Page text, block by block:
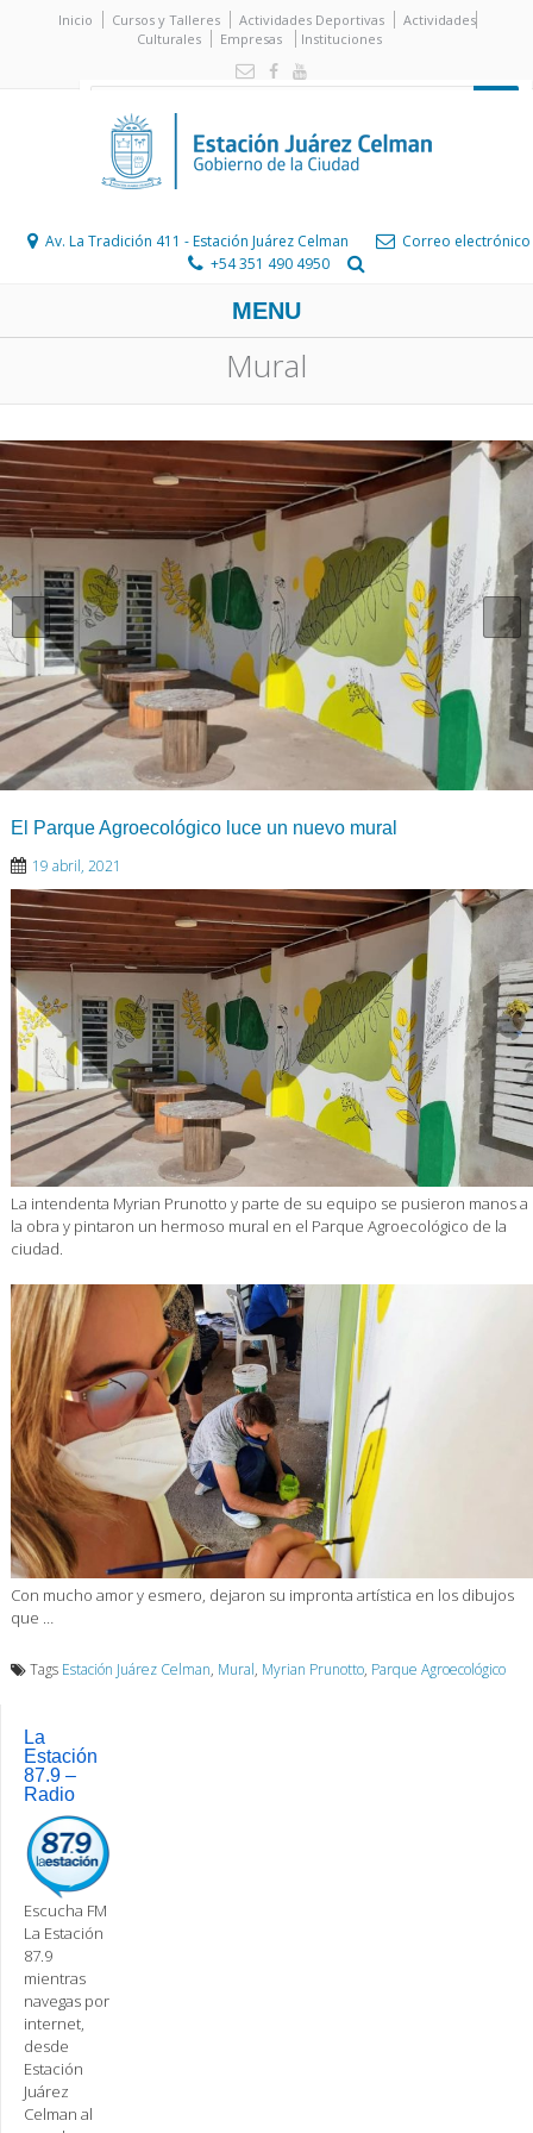
Inicio Cursos y Talleres Actividades Deportivas
Actividades
Culturales
Empresas Instituciones
Av. La Tradición 411 - Estación Juárez Celman
Correo electrónico
+54 351 490 4950
MENU
Mural
El Parque Agroecológico luce un nuevo mural
19 abril, 2021
La intendenta Myrian Prunotto y parte de su equipo se pusieron manos a
la obra y pintaron un hermoso mural en el Parque Agroecológico de la
ciudad.
Con mucho amor y esmero, dejaron su impronta artística en los dibujos
que …
Tags Estación Juárez Celman, Mural, Myrian Prunotto, Parque Agroecológico
La
Estación
87.9 –
Radio
Escucha FM
La Estación
87.9
mientras
navegas por
internet,
desde
Estación
Juárez
Celman al